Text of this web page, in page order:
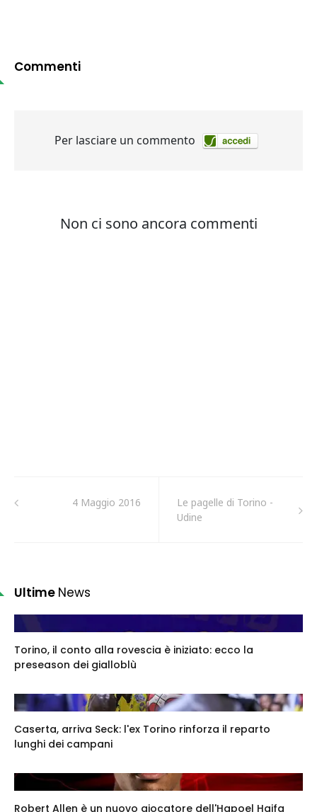
Commenti
4 Maggio 2016
Le pagelle di Torino -
Udine
Ultime News
Torino, il conto alla rovescia è iniziato: ecco la
preseason dei gialloblù
Caserta, arriva Seck: l'ex Torino rinforza il reparto
lunghi dei campani
Robert Allen è un nuovo giocatore dell'Hapoel Haifa